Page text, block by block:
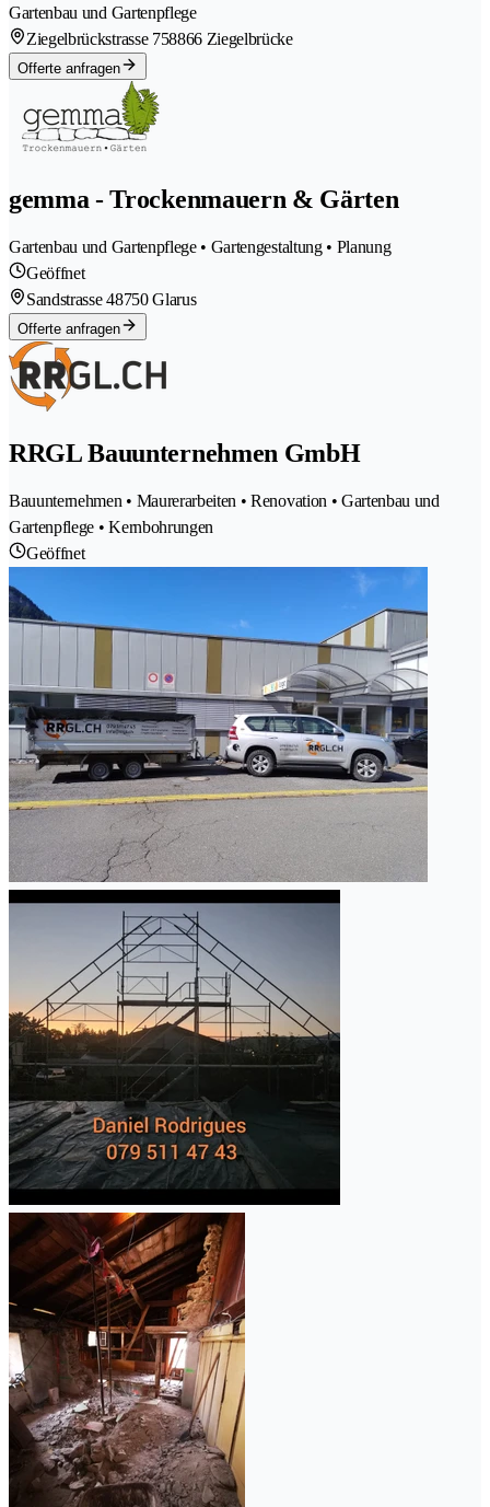
Gartenbau und Gartenpflege
Ziegelbrückstrasse 758866 Ziegelbrücke
Offerte anfragen
gemma - Trockenmauern & Gärten
Gartenbau und Gartenpflege • Gartengestaltung • Planung
Geöffnet
Sandstrasse 48750 Glarus
Offerte anfragen
RRGL Bauunternehmen GmbH
Bauunternehmen • Maurerarbeiten • Renovation • Gartenbau und
Gartenpflege • Kernbohrungen
Geöffnet